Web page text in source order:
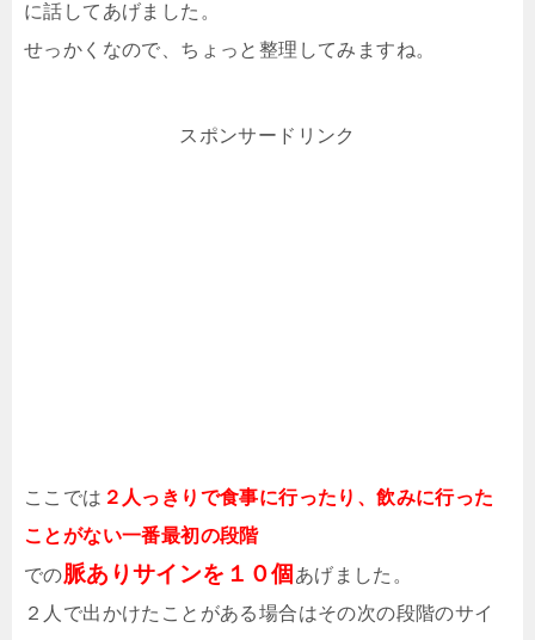
に話してあげました。
せっかくなので、ちょっと整理してみますね。
スポンサードリンク
ここでは ２人っきりで食事に行ったり、飲みに行った
ことがない一番最初の段階
での脈ありサインを１０個 あげました。
２人で出かけたことがある場合はその次の段階のサイ